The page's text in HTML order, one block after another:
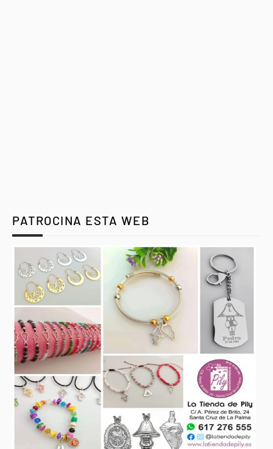
PATROCINA ESTA WEB